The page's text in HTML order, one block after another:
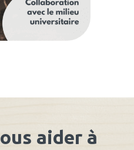
aider à